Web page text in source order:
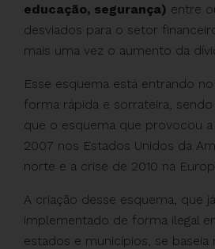
educação, segurança) entre
desviados para o setor
mais uma vez o aumento da
Esse esquema está entrando
forma rápida e sorrateira, sendo
que o esquema que provocou
2007 nos Estados Unidos da
norte e a crise de 2010 na
A criação desse esquema, que
implementado de forma ilegal
estados e municípios, se baseia